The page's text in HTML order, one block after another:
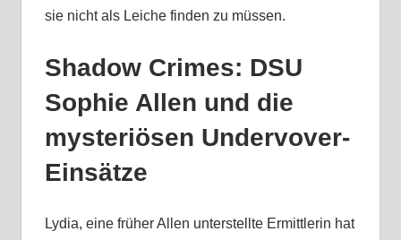
sie nicht als Leiche finden zu müssen.
Shadow Crimes: DSU
Sophie Allen und die
mysteriösen Undervover-
Einsätze
Lydia, eine früher Allen unterstellte Ermittlerin hat